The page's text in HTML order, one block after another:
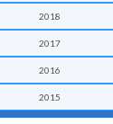
2018
2017
2016
2015